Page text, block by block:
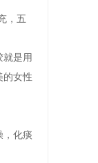
，五
是用
女性
，化痰